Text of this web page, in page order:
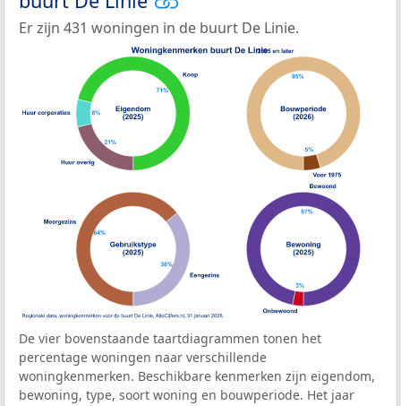
Er zijn 431 woningen in de buurt De Linie.
De vier bovenstaande taartdiagrammen tonen het
percentage woningen naar verschillende
woningkenmerken. Beschikbare kenmerken zijn eigendom,
bewoning, type, soort woning en bouwperiode. Het jaar